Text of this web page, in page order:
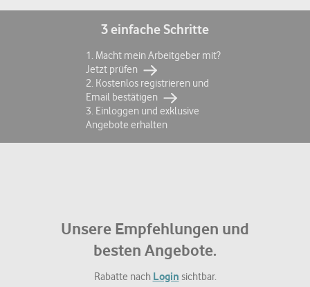
3 einfache Schritte
1. Macht mein Arbeitgeber mit?
Jetzt prüfen
2. Kostenlos registrieren und
Email bestätigen
3. Einloggen und exklusive
Angebote erhalten
Unsere Empfehlungen und
besten Angebote.
Rabatte nach Login sichtbar.